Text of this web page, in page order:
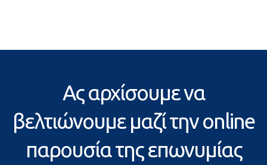
Ας αρχίσουμε να
βελτιώνουμε μαζί την online
παρουσία της επωνυμίας